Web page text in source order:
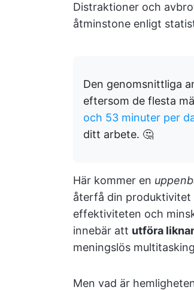
Distraktioner och
åtminstone enligt
Den genomsnittliga
eftersom de flesta
och 53 minuter per
ditt arbete. 🤔
Här kommer en
återfå din produktivitet
effektiviteten och
innebär att utföra
meningslös
Men vad är